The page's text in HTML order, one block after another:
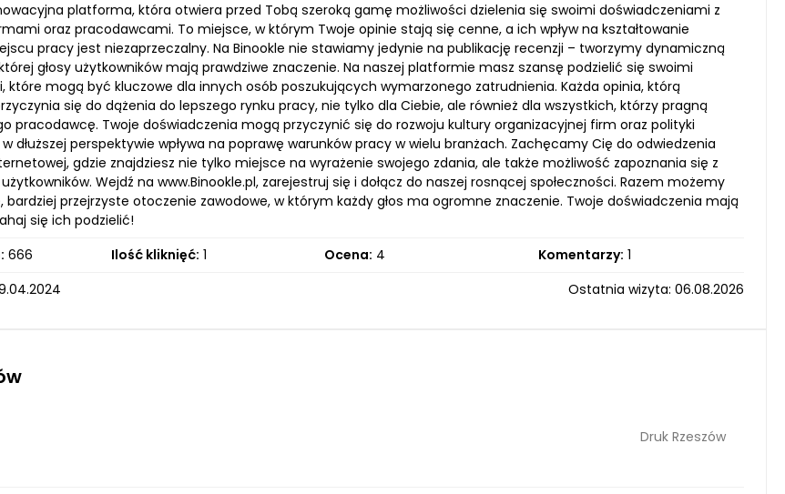
platforma, która otwiera przed Tobą szeroką gamę możliwości dzielenia się swoimi doświadczeniami z
oraz pracodawcami. To miejsce, w którym Twoje opinie stają się cenne, a ich wpływ na kształtowanie
pracy jest niezaprzeczalny. Na Binookle nie stawiamy jedynie na publikację recenzji – tworzymy dynamiczną
głosy użytkowników mają prawdziwe znaczenie. Na naszej platformie masz szansę podzielić się swoimi
które mogą być kluczowe dla innych osób poszukujących wymarzonego zatrudnienia. Każda opinia, którą
się do dążenia do lepszego rynku pracy, nie tylko dla Ciebie, ale również dla wszystkich, którzy pragną
pracodawcę. Twoje doświadczenia mogą przyczynić się do rozwoju kultury organizacyjnej firm oraz polityki
dłuższej perspektywie wpływa na poprawę warunków pracy w wielu branżach. Zachęcamy Cię do odwiedzenia
gdzie znajdziesz nie tylko miejsce na wyrażenie swojego zdania, ale także możliwość zapoznania się z
Wejdź na www.Binookle.pl, zarejestruj się i dołącz do naszej rosnącej społeczności. Razem możemy
bardziej przejrzyste otoczenie zawodowe, w którym każdy głos ma ogromne znaczenie. Twoje doświadczenia mają
się ich podzielić!
666 Ilość kliknięć: 1 Ocena: 4 Komentarzy: 1
Ostatnia wizyta: 06.08.2026
Druk Rzeszów